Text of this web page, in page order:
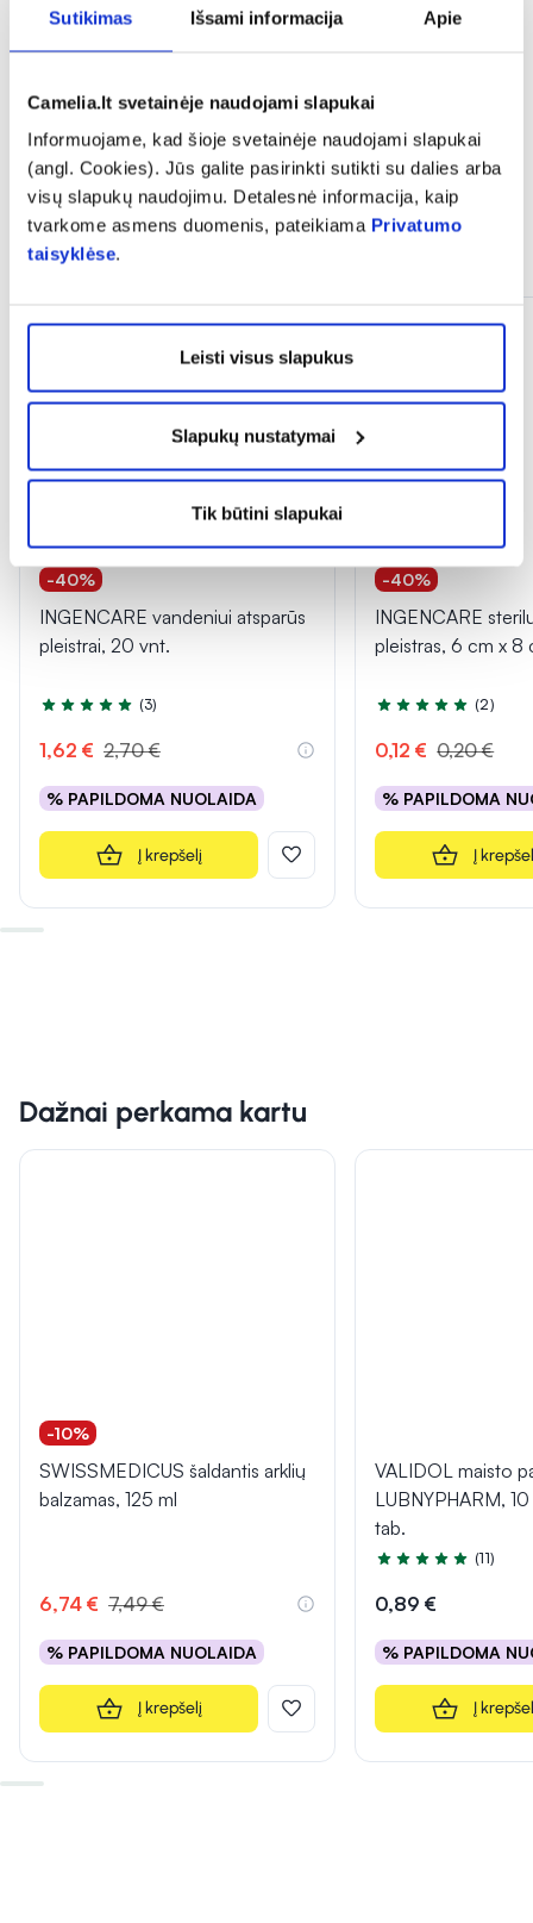
Sutikimas Išsami informacija Apie
Camelia.lt svetainėje naudojami slapukai
Informuojame, kad šioje svetainėje naudojami slapukai
(angl. Cookies). Jūs galite pasirinkti sutikti su dalies arba
visų slapukų naudojimu. Detalesnė informacija, kaip
tvarkome asmens duomenis, pateikiama Privatumo
taisyklėse.
Leisti visus slapukus
Slapukų nustatymai
Tik būtini slapukai
Panašios prekės
-40%
INGENCARE vandeniui atsparūs
pleistrai, 20 vnt.
Įvertinimas 5.0 iš 5
(3)
1,62 € 2,70 €
% PAPILDOMA NUOLAIDA
Į krepšelį
-40%
INGENCARE
pleistras, 6 cm x 8
Įvertinimas 5.0 iš 5
(2)
0,12 € 0,20 €
% PAPILDOMA
Į
Dažnai perkama kartu
-10%
SWISSMEDICUS šaldantis arklių
balzamas, 125 ml
6,74 € 7,49 €
% PAPILDOMA NUOLAIDA
Į krepšelį
VALIDOL maisto
LUBNYPHARM,
tab.
Įvertinimas 5.0 iš 5
(11)
0,89 €
% PAPILDOMA
Į